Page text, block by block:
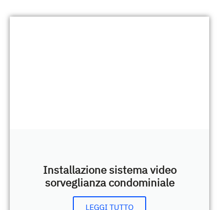
Installazione sistema video
sorveglianza condominiale
LEGGI TUTTO